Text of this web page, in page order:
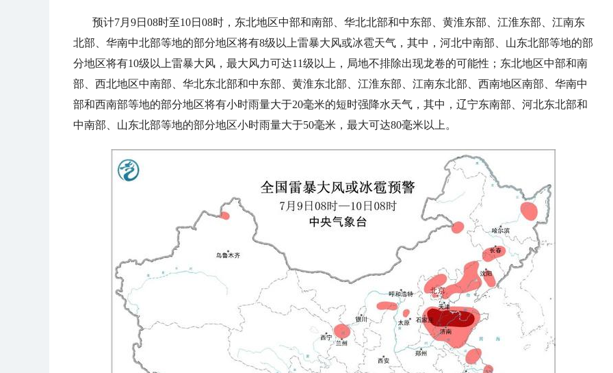
预计7月9日08时至10日08时，东北地区中部和南部、华北北部和中东部、黄淮东部、江淮东部、江南东
北部、华南中北部等地的部分地区将有8级以上雷暴大风或冰雹天气，其中，河北中南部、山东北部等地的部
分地区将有10级以上雷暴大风，最大风力可达11级以上，局地不排除出现龙卷的可能性；东北地区中部和南
部、西北地区中南部、华北东北部和中东部、黄淮东北部、江淮东部、江南东北部、西南地区南部、华南中
部和西南部等地的部分地区将有小时雨量大于20毫米的短时强降水天气，其中，辽宁东南部、河北东北部和
中南部、山东北部等地的部分地区小时雨量大于50毫米，最大可达80毫米以上。